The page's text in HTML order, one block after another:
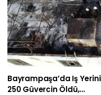
Bayrampaşa’da Iş
250 Güvercin Öldü,…